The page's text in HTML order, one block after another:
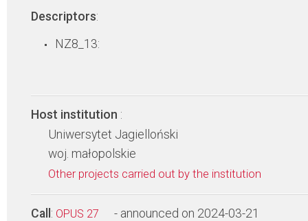
Descriptors:
NZ8_13:
Host institution :
Uniwersytet Jagielloński
woj. małopolskie
Other projects carried out by the institution
Call : OPUS 27 - announced on 2024-03-21